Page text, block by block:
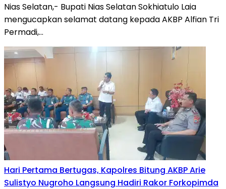
Nias Selatan,- Bupati Nias Selatan Sokhiatulo Laia
mengucapkan selamat datang kepada AKBP Alfian Tri
Permadi,…
Hari Pertama Bertugas, Kapolres Bitung AKBP Arie
Sulistyo Nugroho Langsung Hadiri Rakor Forkopimda